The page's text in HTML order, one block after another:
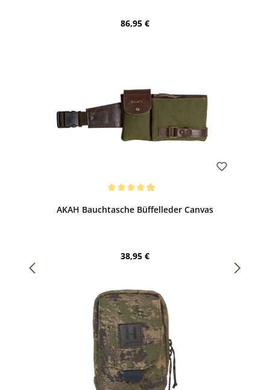
Regulärer Preis:
86,95 €
AKAH Bauchtasche Büffelleder Canvas
Regulärer Preis:
38,95 €